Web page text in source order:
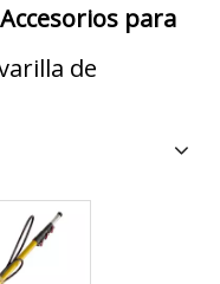
Accesorios para
de